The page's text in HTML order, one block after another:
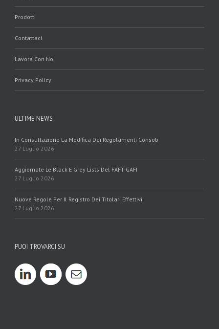
Prodotti
Contattaci
Lavora Con Noi
Privacy Policy
ULTIME NEWS
In Consultazione La Modifica Dei Regolamenti Consob
27 Luglio 2026
Aggiornate Le Black E Grey Lists Del FAFT-GAFI
27 Luglio 2026
Nuove Regole Per Il Registro Dei Titolari Effettivi
27 Luglio 2026
PUOI TROVARCI SU